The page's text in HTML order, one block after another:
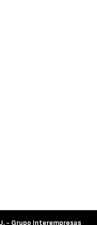
- Grupo Interempresas